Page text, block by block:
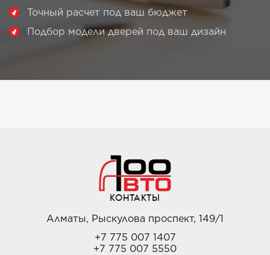
Точный расчет под ваш бюджет
Подбор модели дверей под ваш дизайн
КОНТАКТЫ
Алматы, Рыскулова проспект, 149/1
+7 775 007 1407
+7 775 007 5550